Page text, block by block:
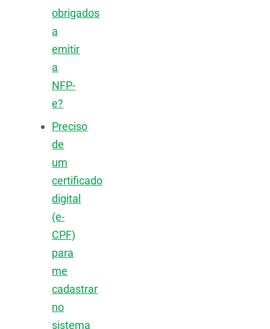
obrigados
a
emitir
a
NFP-
e?
Preciso
de
um
certificado
digital
(e-
CPF)
para
me
cadastrar
no
sistema